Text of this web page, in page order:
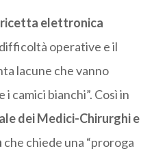
ricetta elettronica
operative e il
lacune che vanno
camici bianchi”. Così in
dei Medici-Chirurghi e
che chiede una “proroga